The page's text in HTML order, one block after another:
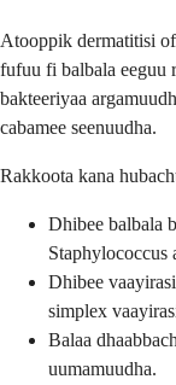
Atooppik dermatitisi
fufuu fi balbala eeguu
bakteeriyaa
cabamee seenuudha.
Rakkoota kana
Dhibee balbala
Staphylococcus
Dhibee
simplex
Balaa
uumamuudha.